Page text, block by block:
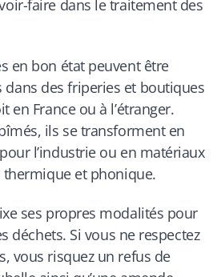
faire dans le traitement des
en bon état peuvent être
dans des friperies et boutiques
en France ou à l’étranger.
ils se transforment en
l’industrie ou en matériaux
thermique et phonique.
ses propres modalités pour
déchets. Si vous ne respectez
vous risquez un refus de